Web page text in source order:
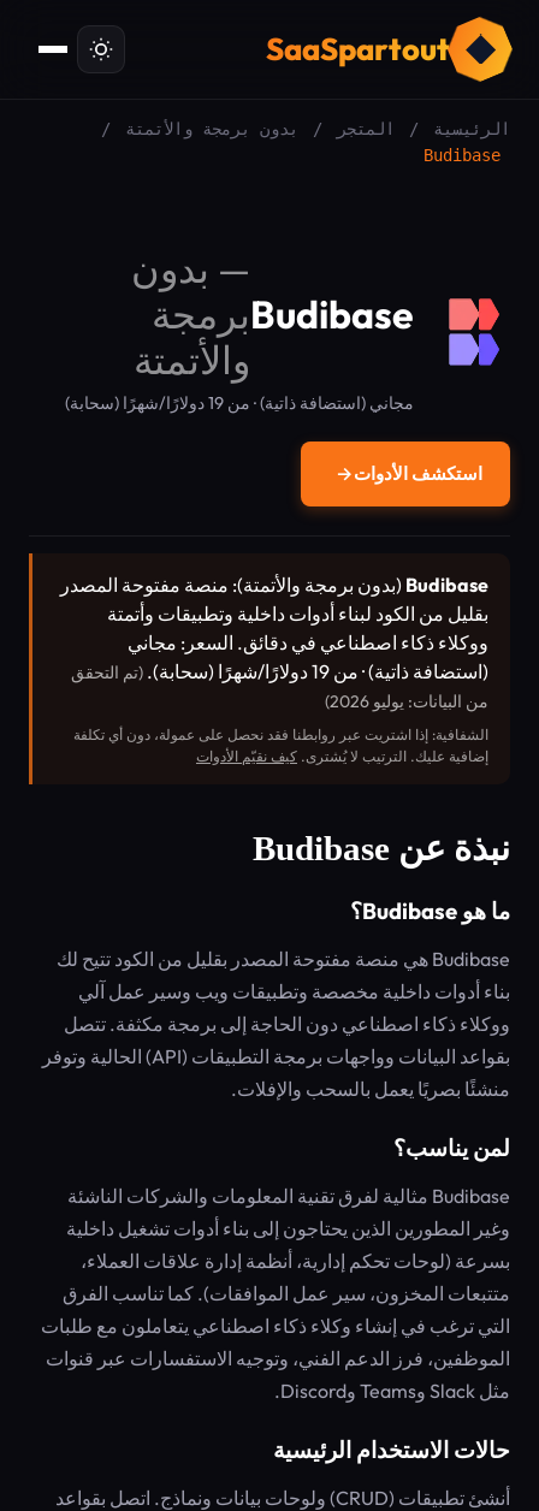
SaaSpartout
الرئيسية / المتجر / بدون برمجة والأتمتة
/
Budibase
Budibase
— بدون
برمجة
والأتمتة
مجاني (استضافة ذاتية) · من 19 دولارًا/شهرًا (سحابة)
استكشف الأدوات→
Budibase (بدون برمجة والأتمتة): منصة مفتوحة المصدر
بقليل من الكود لبناء أدوات داخلية وتطبيقات وأتمتة
ووكلاء ذكاء اصطناعي في دقائق. السعر: مجاني
(استضافة ذاتية) · من 19 دولارًا/شهرًا (سحابة).
(تم التحقق
من البيانات: يوليو 2026)
الشفافية: إذا اشتريت عبر روابطنا فقد نحصل على عمولة، دون أي تكلفة
إضافية عليك. الترتيب لا يُشترى. كيف نقيّم الأدوات
نبذة عن Budibase
ما هو Budibase؟
Budibase هي منصة مفتوحة المصدر بقليل من الكود تتيح لك
بناء أدوات داخلية مخصصة وتطبيقات ويب وسير عمل آلي
ووكلاء ذكاء اصطناعي دون الحاجة إلى برمجة مكثفة. تتصل
بقواعد البيانات وواجهات برمجة التطبيقات (API) الحالية وتوفر
منشئًا بصريًا يعمل بالسحب والإفلات.
لمن يناسب؟
Budibase مثالية لفرق تقنية المعلومات والشركات الناشئة
وغير المطورين الذين يحتاجون إلى بناء أدوات تشغيل داخلية
بسرعة (لوحات تحكم إدارية، أنظمة إدارة علاقات العملاء،
متتبعات المخزون، سير عمل الموافقات). كما تناسب الفرق
التي ترغب في إنشاء وكلاء ذكاء اصطناعي يتعاملون مع طلبات
الموظفين، فرز الدعم الفني، وتوجيه الاستفسارات عبر قنوات
مثل Slack وTeams وDiscord.
حالات الاستخدام الرئيسية
أنشئ تطبيقات (CRUD) ولوحات بيانات ونماذج. اتصل بقواعد